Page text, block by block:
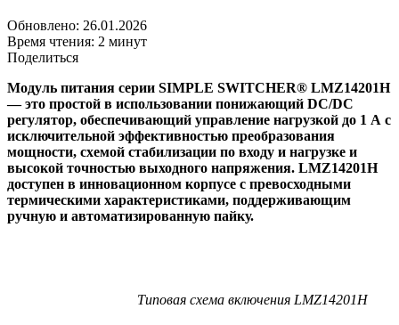
Обновлено: 26.01.2026
Время чтения: 2 минут
Поделиться
Модуль питания серии SIMPLE SWITCHER® LMZ14201H
— это простой в использовании понижающий DC/DC
регулятор, обеспечивающий управление нагрузкой до 1 А с
исключительной эффективностью преобразования
мощности, схемой стабилизации по входу и нагрузке и
высокой точностью выходного напряжения. LMZ14201H
доступен в инновационном корпусе с превосходными
термическими характеристиками, поддерживающим
ручную и автоматизированную пайку.
Типовая схема включения LMZ14201H